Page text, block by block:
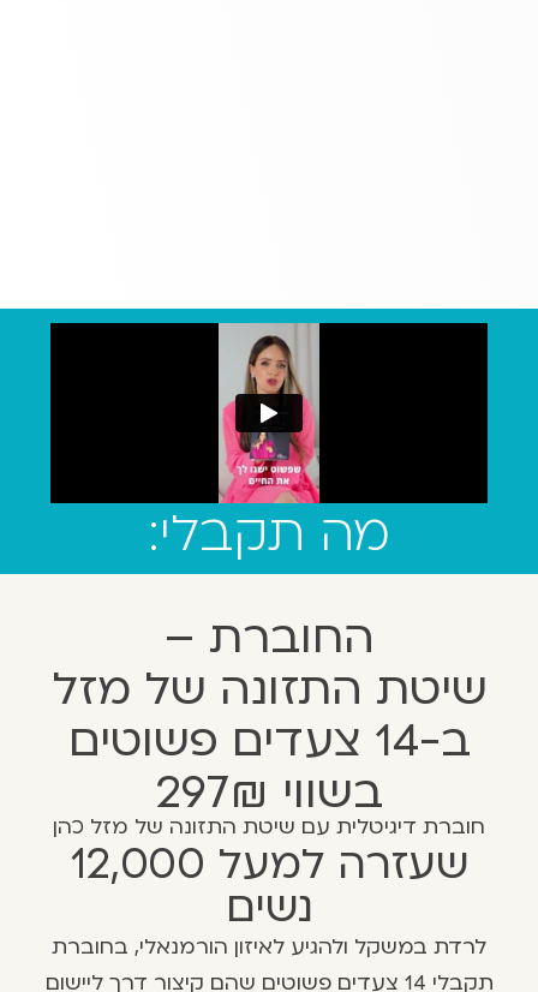
מה תקבלי:
החוברת –
שיטת התזונה של מזל
ב-14 צעדים פשוטים
בשווי 297₪
חוברת דיגיטלית עם שיטת התזונה של מזל כהן
שעזרה למעל 12,000
נשים
לרדת במשקל ולהגיע לאיזון הורמנאלי, בחוברת
תקבלי 14 צעדים פשוטים שהם קיצור דרך ליישום